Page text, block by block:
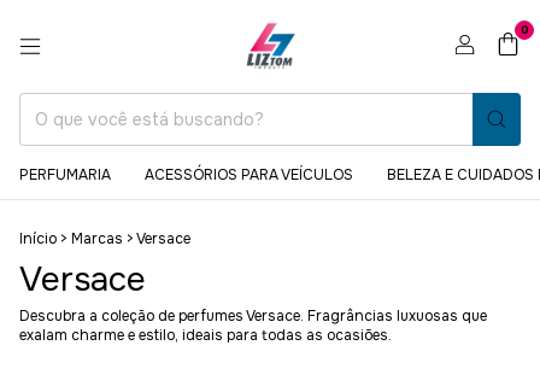
0
PERFUMARIA ACESSÓRIOS PARA VEÍCULOS BELEZA E CUIDADOS
Início > Marcas >Versace
Versace
Descubra a coleção de perfumes Versace. Fragrâncias luxuosas que
exalam charme e estilo, ideais para todas as ocasiões.